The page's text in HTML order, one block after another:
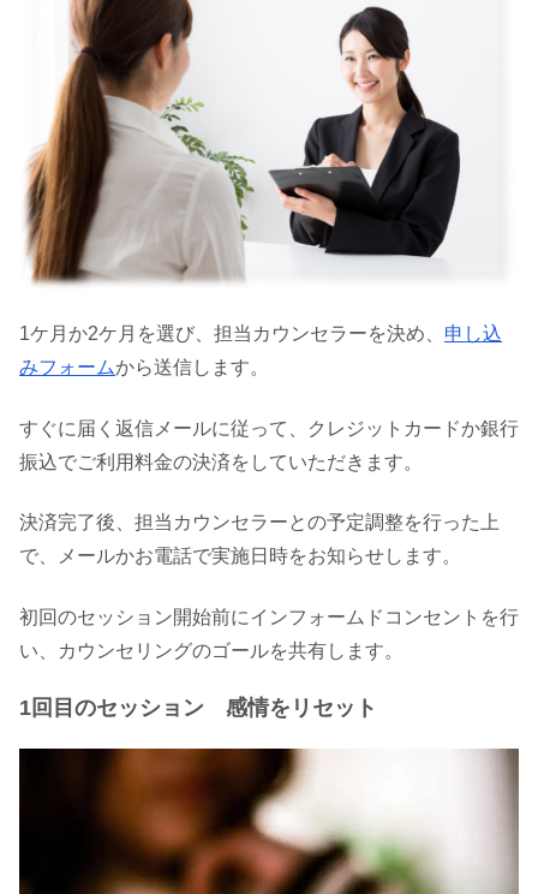
1ケ月か2ケ月を選び、担当カウンセラーを決め、 申し込
みフォームから送信します。
すぐに届く返信メールに従って、クレジットカードか銀行
振込でご利用料金の決済をしていただきます。
決済完了後、担当カウンセラーとの予定調整を行った上
で、メールかお電話で実施日時をお知らせします。
初回のセッション開始前にインフォームドコンセントを行
い、カウンセリングのゴールを共有します。
1回目のセッション 感情をリセット